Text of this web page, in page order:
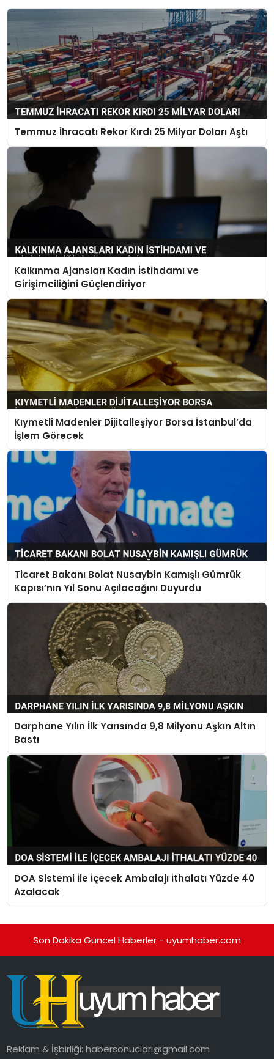
Temmuz İhracatı Rekor Kırdı 25 Milyar Doları Aştı
Kalkınma Ajansları Kadın İstihdamı ve
Girişimciliğini Güçlendiriyor
Kıymetli Madenler Dijitalleşiyor Borsa İstanbul’da
İşlem Görecek
Ticaret Bakanı Bolat Nusaybin Kamışlı Gümrük
Kapısı’nın Yıl Sonu Açılacağını Duyurdu
Darphane Yılın İlk Yarısında 9,8 Milyonu Aşkın Altın
Bastı
DOA Sistemi İle İçecek Ambalajı İthalatı Yüzde 40
Azalacak
Son Dakika Güncel Haberler - uyumhaber.com
Reklam & İşbirliği:habersonuclari@gmail.com